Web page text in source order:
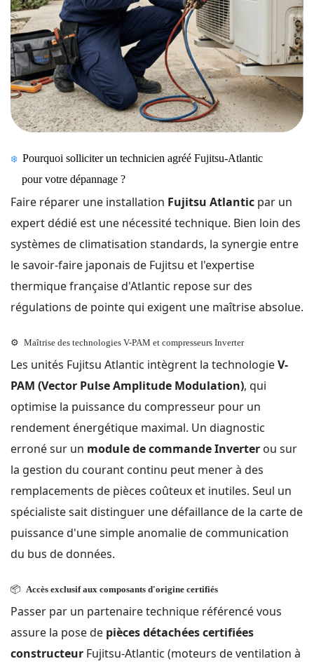
❄️ Pourquoi solliciter un technicien agréé Fujitsu-Atlantic
pour votre dépannage ?
Faire réparer une installation Fujitsu Atlantic par un
expert dédié est une nécessité technique. Bien loin des
systèmes de climatisation standards, la synergie entre
le savoir-faire japonais de Fujitsu et l'expertise
thermique française d'Atlantic repose sur des
régulations de pointe qui exigent une maîtrise absolue.
⚙️ Maîtrise des technologies V-PAM et compresseurs Inverter
Les unités Fujitsu Atlantic intègrent la technologieV-
PAM (Vector Pulse Amplitude Modulation), qui
optimise la puissance du compresseur pour un
rendement énergétique maximal. Un diagnostic
erroné sur un module de commande Inverter ou sur
la gestion du courant continu peut mener à des
remplacements de pièces coûteux et inutiles. Seul un
spécialiste sait distinguer une défaillance de la carte de
puissance d'une simple anomalie de communication
du bus de données.
📦 Accès exclusif aux composants d'origine certifiés
Passer par un partenaire technique référencé vous
assure la pose de pièces détachées certifiées
constructeur Fujitsu-Atlantic (moteurs de ventilation à